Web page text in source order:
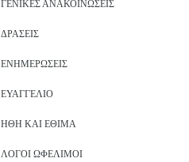
ΓΕΝΙΚΈΣ ΑΝΑΚΟΙΝΏΣΕΙΣ
ΔΡΆΣΕΙΣ
ΕΝΗΜΕΡΏΣΕΙΣ
ΕΥΑΓΓΈΛΙΟ
ΉΘΗ ΚΑΙ ΈΘΙΜΑ
ΛΌΓΟΙ ΩΦΈΛΙΜΟΙ